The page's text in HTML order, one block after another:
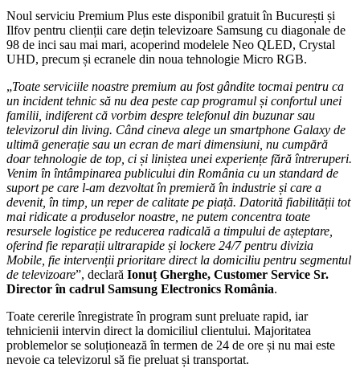
Noul serviciu Premium Plus este disponibil gratuit în București și
Ilfov pentru clienții care dețin televizoare Samsung cu diagonale de
98 de inci sau mai mari, acoperind modelele Neo QLED, Crystal
UHD, precum și ecranele din noua tehnologie Micro RGB.
„Toate serviciile noastre premium au fost gândite tocmai pentru ca
un incident tehnic să nu dea peste cap programul și confortul unei
familii, indiferent că vorbim despre telefonul din buzunar sau
televizorul din living. Când cineva alege un smartphone Galaxy de
ultimă generație sau un ecran de mari dimensiuni, nu cumpără
doar tehnologie de top, ci și liniștea unei experiențe fără întreruperi.
Venim în întâmpinarea publicului din România cu un standard de
suport pe care l-am dezvoltat în premieră în industrie și care a
devenit, în timp, un reper de calitate pe piață. Datorită fiabilității tot
mai ridicate a produselor noastre, ne putem concentra toate
resursele logistice pe reducerea radicală a timpului de așteptare,
oferind fie reparații ultrarapide și lockere 24/7 pentru divizia
Mobile, fie intervenții prioritare direct la domiciliu pentru segmentul
de televizoare”, declară Ionuț Gherghe, Customer Service Sr.
Director în cadrul Samsung Electronics România.
Toate cererile înregistrate în program sunt preluate rapid, iar
tehnicienii intervin direct la domiciliul clientului. Majoritatea
problemelor se soluționează în termen de 24 de ore și nu mai este
nevoie ca televizorul să fie preluat și transportat.